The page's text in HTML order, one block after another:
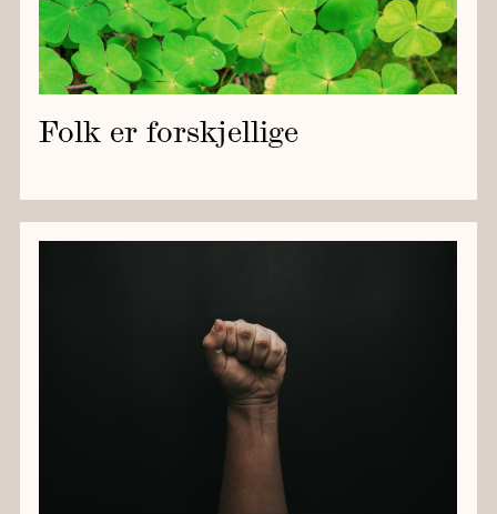
Folk er forskjellige